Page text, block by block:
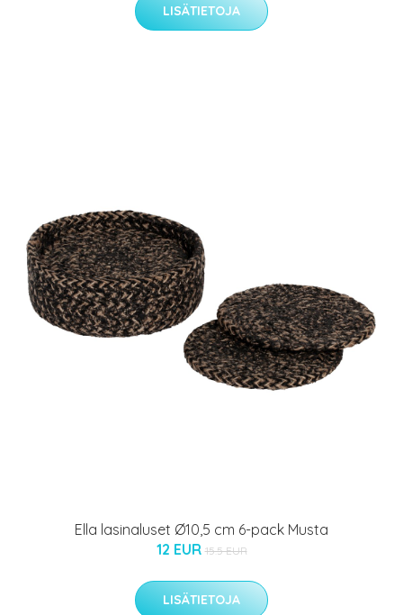
LISÄTIETOJA
Ella lasinaluset Ø10,5 cm 6-pack Musta
12 EUR 15.5 EUR
LISÄTIETOJA